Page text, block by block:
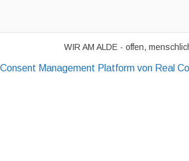
WIR AM ALDE - offen,
Consent Management Platform von Real